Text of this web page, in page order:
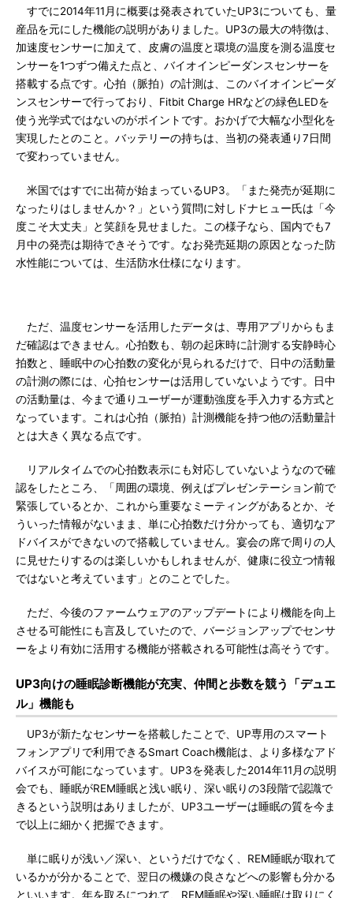
すでに2014年11月に概要は発表されていたUP3についても、量
産品を元にした機能の説明がありました。UP3の最大の特徴は、
加速度センサーに加えて、皮膚の温度と環境の温度を測る温度セ
ンサーを1つずつ備えた点と、バイオインピーダンスセンサーを
搭載する点です。心拍（脈拍）の計測は、このバイオインピーダ
ンスセンサーで行っており、Fitbit Charge HRなどの緑色LEDを
使う光学式ではないのがポイントです。おかげで大幅な小型化を
実現したとのこと。バッテリーの持ちは、当初の発表通り7日間
で変わっていません。
米国ではすでに出荷が始まっているUP3。「また発売が延期に
なったりはしませんか？」という質問に対しドナヒュー氏は「今
度こそ大丈夫」と笑顔を見せました。この様子なら、国内でも7
月中の発売は期待できそうです。なお発売延期の原因となった防
水性能については、生活防水仕様になります。
ただ、温度センサーを活用したデータは、専用アプリからもま
だ確認はできません。心拍数も、朝の起床時に計測する安静時心
拍数と、睡眠中の心拍数の変化が見られるだけで、日中の活動量
の計測の際には、心拍センサーは活用していないようです。日中
の活動量は、今まで通りユーザーが運動強度を手入力する方式と
なっています。これは心拍（脈拍）計測機能を持つ他の活動量計
とは大きく異なる点です。
リアルタイムでの心拍数表示にも対応していないようなので確
認をしたところ、「周囲の環境、例えばプレゼンテーション前で
緊張しているとか、これから重要なミーティングがあるとか、そ
ういった情報がないまま、単に心拍数だけ分かっても、適切なア
ドバイスができないので搭載していません。宴会の席で周りの人
に見せたりするのは楽しいかもしれませんが、健康に役立つ情報
ではないと考えています」とのことでした。
ただ、今後のファームウェアのアップデートにより機能を向上
させる可能性にも言及していたので、バージョンアップでセンサ
ーをより有効に活用する機能が搭載される可能性は高そうです。
UP3向けの睡眠診断機能が充実、仲間と歩数を競う「デュエ
ル」機能も
UP3が新たなセンサーを搭載したことで、UP専用のスマート
フォンアプリで利用できるSmart Coach機能は、より多様なアド
バイスが可能になっています。UP3を発表した2014年11月の説明
会でも、睡眠がREM睡眠と浅い眠り、深い眠りの3段階で認識で
きるという説明はありましたが、UP3ユーザーは睡眠の質を今ま
で以上に細かく把握できます。
単に眠りが浅い／深い、というだけでなく、REM睡眠が取れて
いるかが分かることで、翌日の機嫌の良さなどへの影響も分かる
といいます。年を取るにつれて、REM睡眠や深い睡眠は取りにく